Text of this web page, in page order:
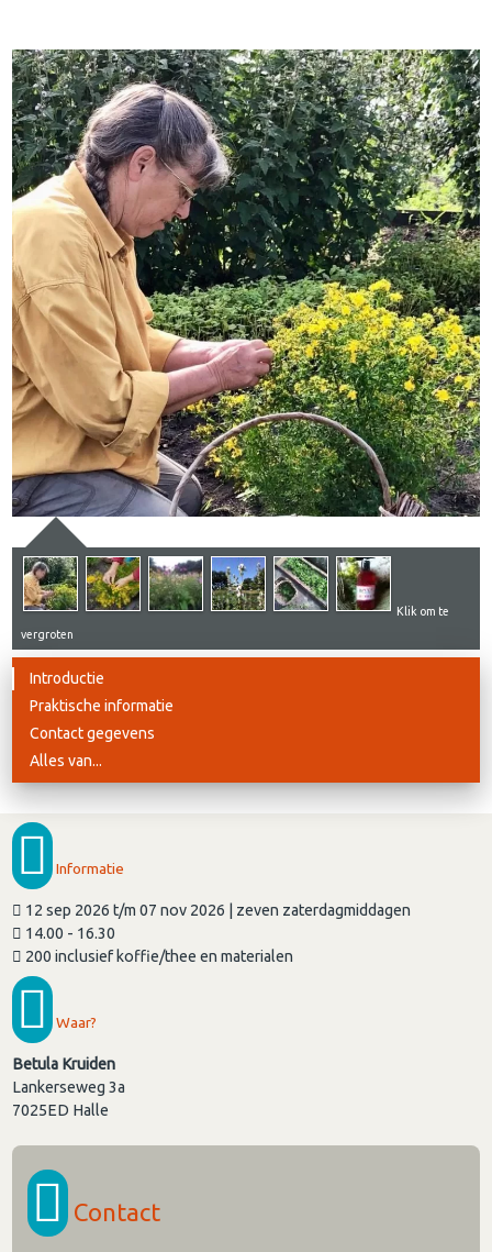
Klik om te
vergroten
Introductie
Praktische informatie
Contact gegevens
Alles van...
Informatie
12 sep 2026 t/m 07 nov 2026 | zeven zaterdagmiddagen
14.00 - 16.30
200 inclusief koffie/thee en materialen
Waar?
Betula Kruiden
Lankerseweg 3a
7025ED Halle
Contact